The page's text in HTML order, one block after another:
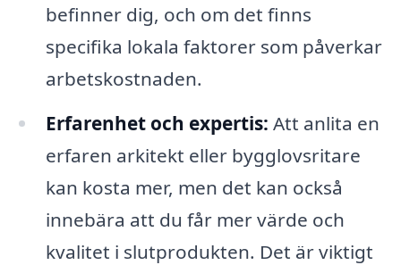
befinner dig, och om det finns
specifika lokala faktorer som påverkar
arbetskostnaden.
Erfarenhet och expertis: Att anlita en
erfaren arkitekt eller bygglovsritare
kan kosta mer, men det kan också
innebära att du får mer värde och
kvalitet i slutprodukten. Det är viktigt